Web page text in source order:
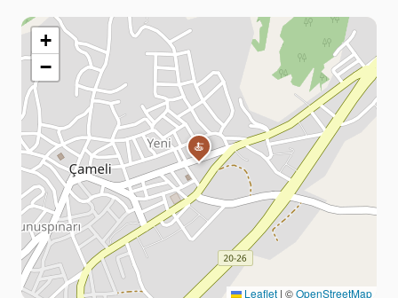
🍝
+
−
Leaflet | ©OpenStreetMap